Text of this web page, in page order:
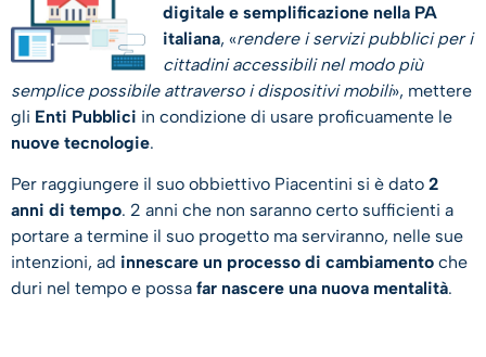
digitale e semplificazione nella PA
italiana, «rendere i servizi pubblici per i
cittadini accessibili nel modo più
semplice possibile attraverso i dispositivi mobili», mettere
gli Enti Pubblici in condizione di usare proficuamente le
nuove tecnologie.
Per raggiungere il suo obbiettivo Piacentini si è dato 2
anni di tempo. 2 anni che non saranno certo sufficienti a
portare a termine il suo progetto ma serviranno, nelle sue
intenzioni, ad innescare un processo di cambiamento che
duri nel tempo e possa far nascere una nuova mentalità.